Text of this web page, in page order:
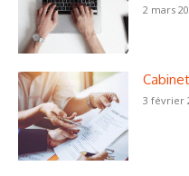
2 mars
3 février